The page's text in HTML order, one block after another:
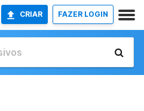
CRIAR FAZER LOGIN